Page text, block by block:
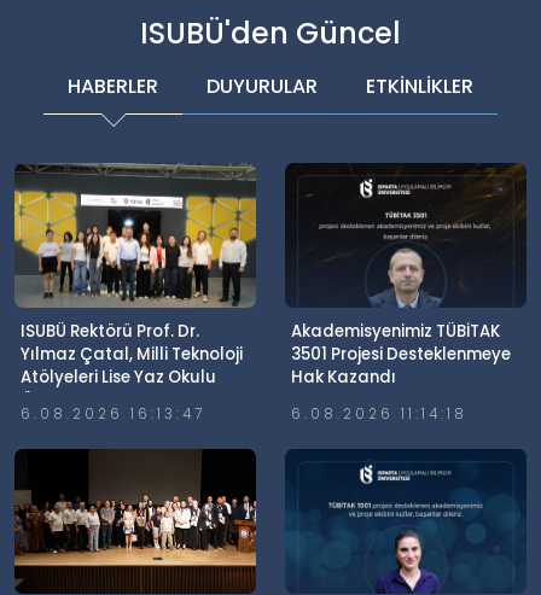
ISUBÜ'den Güncel
HABERLER DUYURULAR ETKİNLİKLER
ISUBÜ Rektörü Prof. Dr.
Yılmaz Çatal, Milli Teknoloji
Atölyeleri Lise Yaz Okulu
Öğrencileriyle Buluştu
6.08.2026 16:13:47
Akademisyenimiz TÜBİTAK
3501 Projesi Desteklenmeye
Hak Kazandı
6.08.2026 11:14:18